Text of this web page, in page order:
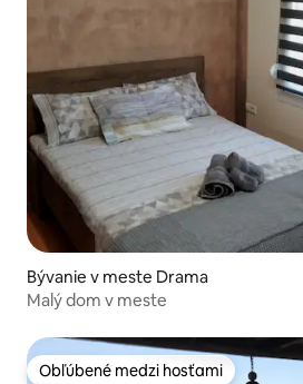
Bývanie v meste Drama
Malý dom v meste
Obľúbené medzi hosťami
Obľúbené medzi hosťami